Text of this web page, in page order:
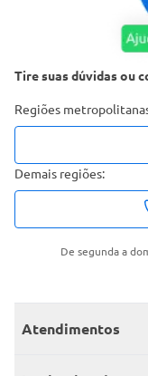
Tire suas dúvidas ou
Regiões
Demais regiões:
De segunda a
Atendimentos
Meus pedidos